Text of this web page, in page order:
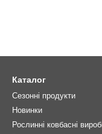
Каталог
Сезонні продукти
Новинки
Рослинні ковбасні